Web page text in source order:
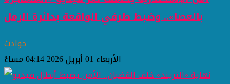
بالعصا».. وضبط طرفي الواقعة بدائرة الرمل
حوادث
الأربعاء 01 أبريل 2026 04:14 مساءً